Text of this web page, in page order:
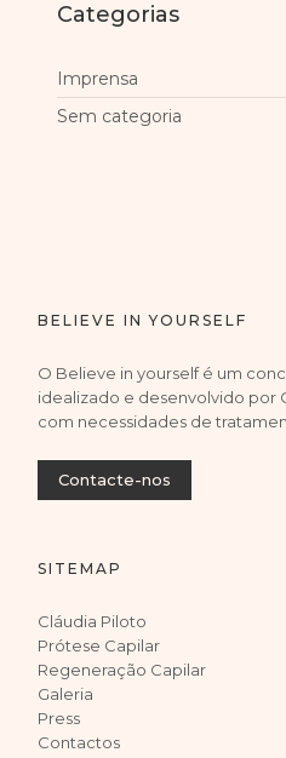
Categorias
Imprensa
Sem categoria
BELIEVE IN YOURSELF
O Believe in yourself é um
idealizado e desenvolvido por
com necessidades de
Contacte-nos
SITEMAP
Cláudia Piloto
Prótese Capilar
Regeneração Capilar
Galeria
Press
Contactos